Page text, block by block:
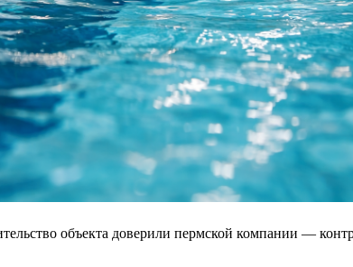
объекта доверили пермской компании —